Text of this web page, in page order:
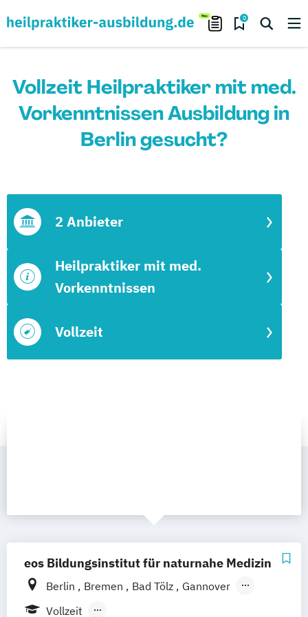
0
Vollzeit Heilpraktiker mit med.
Vorkenntnissen Ausbildung in
Berlin gesucht?
Vollzeit
Heilpraktiker mit med.
Vorkenntnissen
2 Anbieter
eos Bildungsinstitut für naturnahe Medizin
Berlin Bremen Bad Tölz
Gannover
Leipzig
Vollzeit